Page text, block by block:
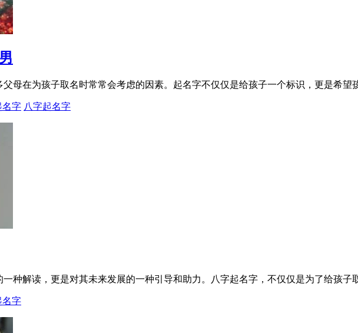
母在为孩子取名时常常会考虑的因素。起名字不仅仅是给孩子一个标识，更是希望
名字 八字起名字
种解读，更是对其未来发展的一种引导和助力。八字起名字，不仅仅是为了给孩子
名字